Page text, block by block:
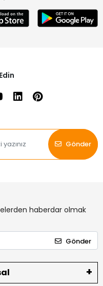
Gönder
haberdar olmak
Gönder